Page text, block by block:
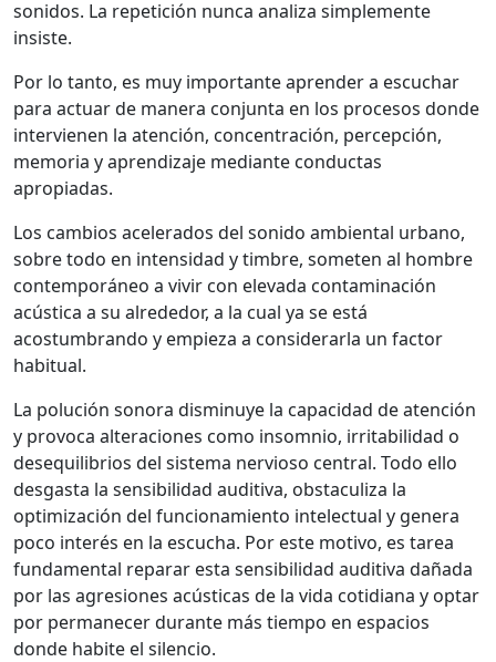
sonidos. La repetición nunca analiza simplemente
insiste.
Por lo tanto, es muy importante aprender a escuchar
para actuar de manera conjunta en los procesos donde
intervienen la atención, concentración, percepción,
memoria y aprendizaje mediante conductas
apropiadas.
Los cambios acelerados del sonido ambiental urbano,
sobre todo en intensidad y timbre, someten al hombre
contemporáneo a vivir con elevada contaminación
acústica a su alrededor, a la cual ya se está
acostumbrando y empieza a considerarla un factor
habitual.
La polución sonora disminuye la capacidad de atención
y provoca alteraciones como insomnio, irritabilidad o
desequilibrios del sistema nervioso central. Todo ello
desgasta la sensibilidad auditiva, obstaculiza la
optimización del funcionamiento intelectual y genera
poco interés en la escucha. Por este motivo, es tarea
fundamental reparar esta sensibilidad auditiva dañada
por las agresiones acústicas de la vida cotidiana y optar
por permanecer durante más tiempo en espacios
donde habite el silencio.